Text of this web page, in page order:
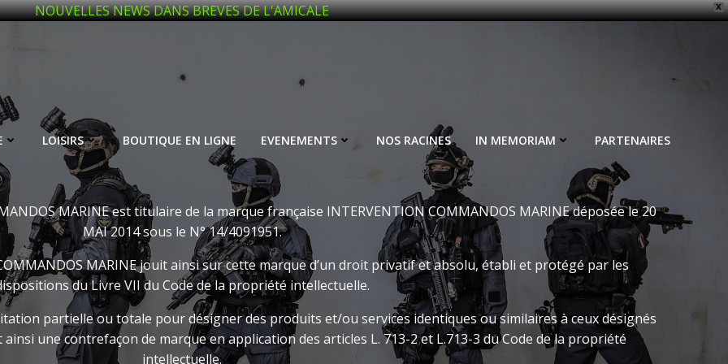
X
NOUVELLES NEWS DANS BREVES DE L'AMICALE
LOISIRS BOUTIQUE EN LIGNE EVENEMENTS NOS RACINES IN MEMORIAM PARTENAIRES
MARINE est titulaire de la marque française INTERVENTION COMMANDOS MARINE déposée le 20
MAI 2014 sous le N° 14/4091951.
COMMANDOS MARINE jouit ainsi sur cette marque d’un droit privatif et absolu, établi et protégé par les
du Livre VII du Code de la propriété intellectuelle.
partielle ou totale pour désigner des produits et/ou services identiques ou similaires à ceux désignés
une contrefaçon de marque en application des articles L. 713-2 et L.713-3 du Code de la propriété
intellectuelle.